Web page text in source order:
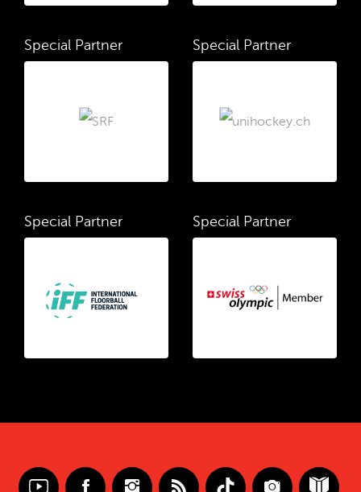
Special Partner Special Partner
Special Partner Special Partner